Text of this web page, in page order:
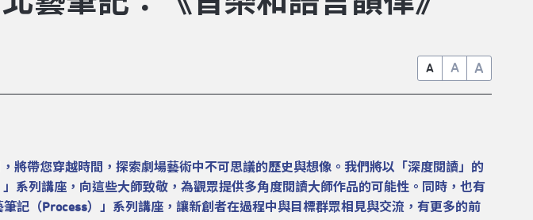
A A A
將帶您穿越時間，探索劇場藝術中不可思議的歷史與想像。我們將以「深度閱讀」的
系列講座，向這些大師致敬，為觀眾提供多角度閱讀大師作品的可能性。同時，也有
記（Process）」系列講座，讓新創者在過程中與目標群眾相見與交流，有更多的前